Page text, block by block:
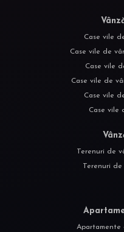
Case vile
Case vile de
Case vile
Case vile de
Case vile
Case vile
Terenuri de
Terenuri de
Apartamente